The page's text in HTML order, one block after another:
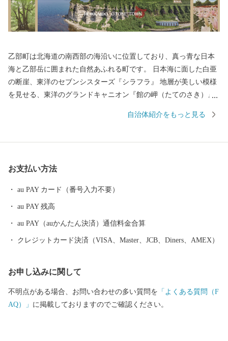
乙部町は北海道の南西部の海沿いに位置しており、真っ青な日本
海と乙部岳に囲まれた自然あふれる町です。 日本海に面した白亜
の断崖、東洋のセブンシスターズ『シラフラ』 地層が美しい模様
を見せる、東洋のグランドキャニオン『館の岬（たてのさき）』
岬があり、絶景を楽しむことができます。 また、海だけではな
自治体紹介をもっと見る
お支払い方法
au PAY カード（番号入力不要）
au PAY 残高
au PAY（auかんたん決済）通信料金合算
クレジットカード決済（VISA、Master、JCB、Diners、AMEX）
お申し込みに関して
不明点がある場合、お問い合わせの多い質問を 「よくある質問（F
AQ）」 に掲載しておりますのでご確認ください。